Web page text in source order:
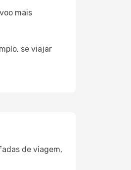
mais
se viajar
de viagem,